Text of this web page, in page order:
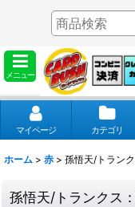
メニュー
マイページ カテゴリ
ホーム > 赤 > 孫悟天/トラン
孫悟天/トランクス